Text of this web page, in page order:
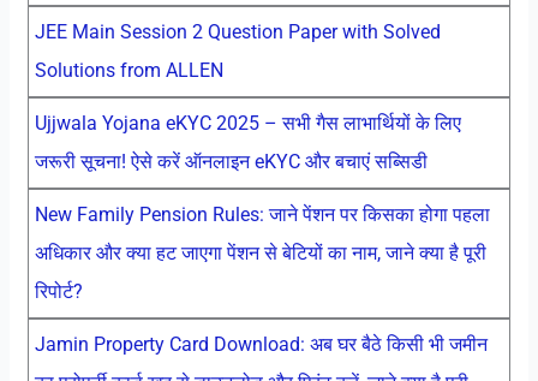
JEE Main Session 2 Question Paper with Solved
Solutions from ALLEN
Ujjwala Yojana eKYC 2025 – सभी गैस लाभार्थियों के लिए
जरूरी सूचना! ऐसे करें ऑनलाइन eKYC और बचाएं सब्सिडी
New Family Pension Rules: जाने पेंशन पर किसका होगा पहला
अधिकार और क्या हट जाएगा पेंशन से बेटियों का नाम, जाने क्या है पूरी
रिपोर्ट?
Jamin Property Card Download: अब घर बैठे किसी भी जमीन